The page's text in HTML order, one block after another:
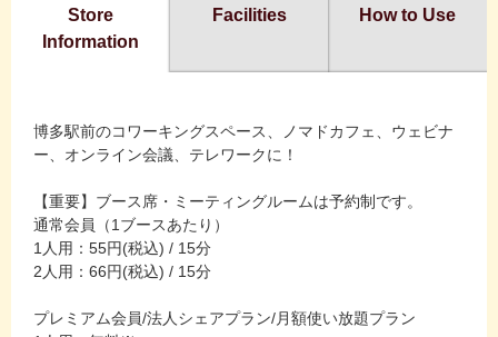
Store
Information
Facilities How to Use
博多駅前のコワーキングスペース、ノマドカフェ、ウェビナ
ー、オンライン会議、テレワークに！
【重要】ブース席・ミーティングルームは予約制です。
通常会員（1ブースあたり）
1人用：55円(税込) / 15分
2人用：66円(税込) / 15分
プレミアム会員/法人シェアプラン/月額使い放題プラン